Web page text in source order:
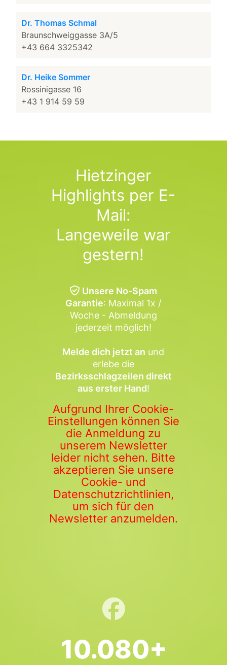
Dr. Thomas Schmal
Braunschweiggasse 3A/5
+43 664 3325342
Dr. Heike Sommer
Rossinigasse 16
+43 1 914 59 59
Hietzinger
Highlights per E-
Mail:
Langeweile war
gestern!
Unsere No-Spam
Garantie: Maximal 1x /
Woche - Abmeldung
jederzeit möglich!
Melde dich jetzt an und
erlebe die
Bezirksschlagzeilen direkt
aus erster Hand!
Aufgrund Ihrer Cookie-
Einstellungen können Sie
die Anmeldung zu
unserem Newsletter
leider nicht sehen. Bitte
akzeptieren Sie unsere
Cookie- und
Datenschutzrichtlinien,
um sich für den
Newsletter anzumelden.
10.080+